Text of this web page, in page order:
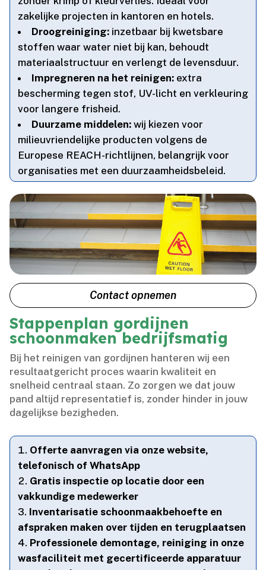
zakelijke projecten in kantoren en hotels.​
Droogreiniging: inzetbaar bij kwetsbare
stoffen waar water niet bij kan, behoudt
materiaalstructuur en verlengt de levensduur.​
Impregneren na het reinigen: extra
bescherming tegen stof, UV-licht en verkleuring
voor langere frisheid.​
Duurzame middelen: wij kiezen voor
milieuvriendelijke producten volgens de
Europese REACH-richtlijnen, belangrijk voor
organisaties met een duurzaamheidsbeleid.​
Contact opnemen
Stappenplan gordijnen
schoonmaken bedrijfsmatig
Bij het reinigen van gordijnen hanteren wij een
resultaatgericht proces waarin kwaliteit en
snelheid centraal staan.​ Zo zorgen we dat jouw
pand altijd representatief is, zonder hinder in jouw
dagelijkse bezigheden.​
Offerte aanvragen via onze website,
telefonisch of WhatsApp
Gratis inspectie op locatie door een
vakkundige medewerker
Inventarisatie schoonmaakbehoefte en
afspraken maken over tijden en terugplaatsen
Professionele demontage, reiniging in onze
wasfaciliteit met gecertificeerde apparatuur